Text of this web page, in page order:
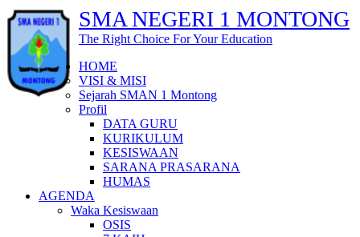
SMA NEGERI 1 MONTONG
The Right Choice For Your Education
HOME
VISI & MISI
Sejarah SMAN 1 Montong
Profil
DATA GURU
KURIKULUM
KESISWAAN
SARANA PRASARANA
HUMAS
AGENDA
Waka Kesiswaan
OSIS